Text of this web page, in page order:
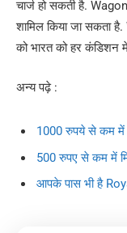
चार्ज हो सकती है.
शामिल किया जा सकता
को भारत को हर कंडिशन
अन्य पढ़े :
1000 रुपये से कम
500 रुपए से कम में
आपके पास भी है